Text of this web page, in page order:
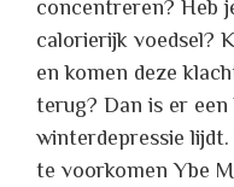
concentreren? Heb
calorierijk voedsel?
en komen deze
terug? Dan is er een
winterdepressie
te voorkomen Ybe